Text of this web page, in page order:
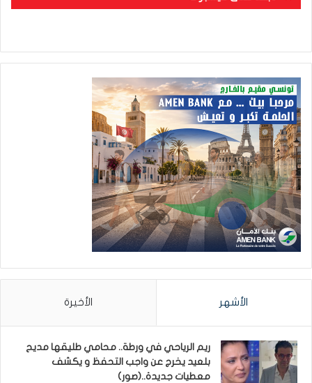
الأشهر الأخيرة
ريم الرياحي في ورطة.. محامي طليقها مديح
بلعيد يخرج عن واجب التحفظ و يكشف
معطيات جديدة..(صور)